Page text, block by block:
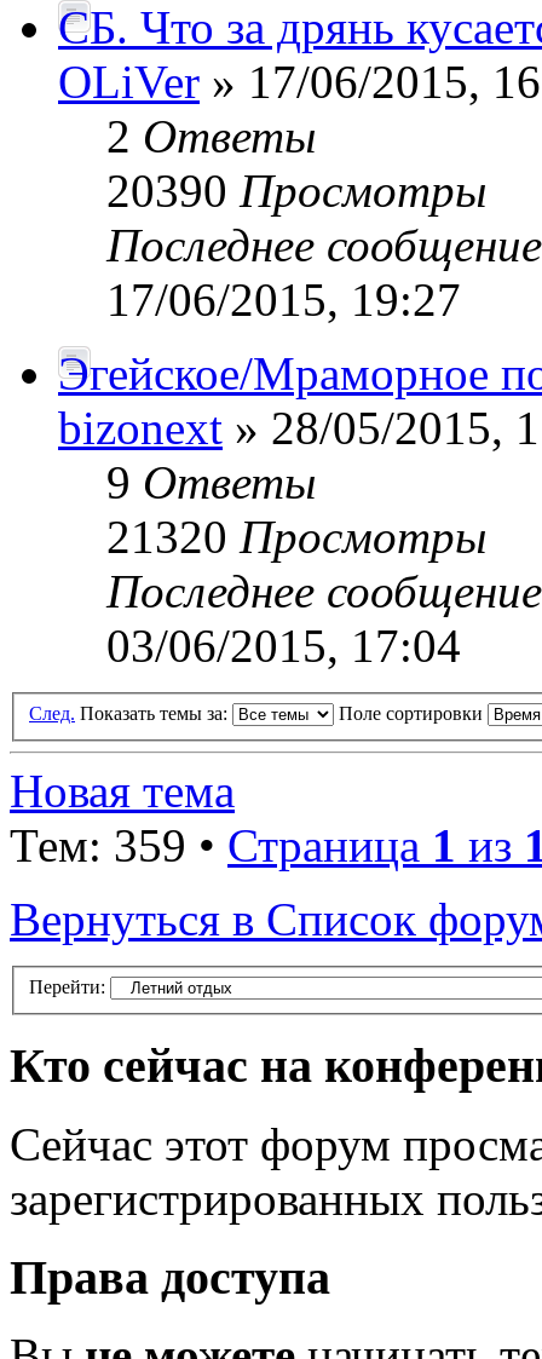
СБ. Что за дрянь
OLiVer » 17/06/2015,
2 Ответы
20390 Просмотры
Последнее
17/06/2015, 19:27
Эгейское/Мраморное
bizonext » 28/05/2015,
9 Ответы
21320 Просмотры
Последнее
03/06/2015, 17:04
След. Показать темы за: Поле сортировки
Новая тема
Тем: 359 • Страница 1 из
Вернуться в Список
Перейти:
Кто сейчас на
Сейчас этот форум
зарегистрированных
Права доступа